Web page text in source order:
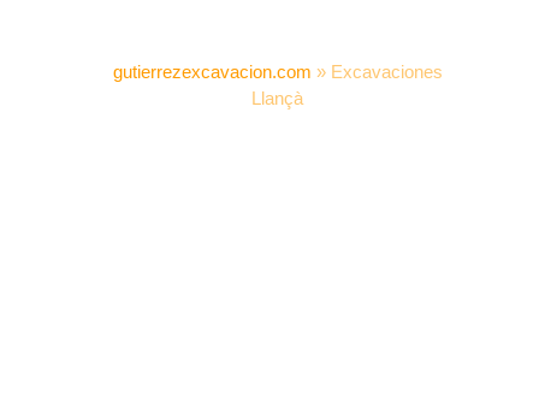
gutierrezexcavacion.com » Excavaciones
Llançà